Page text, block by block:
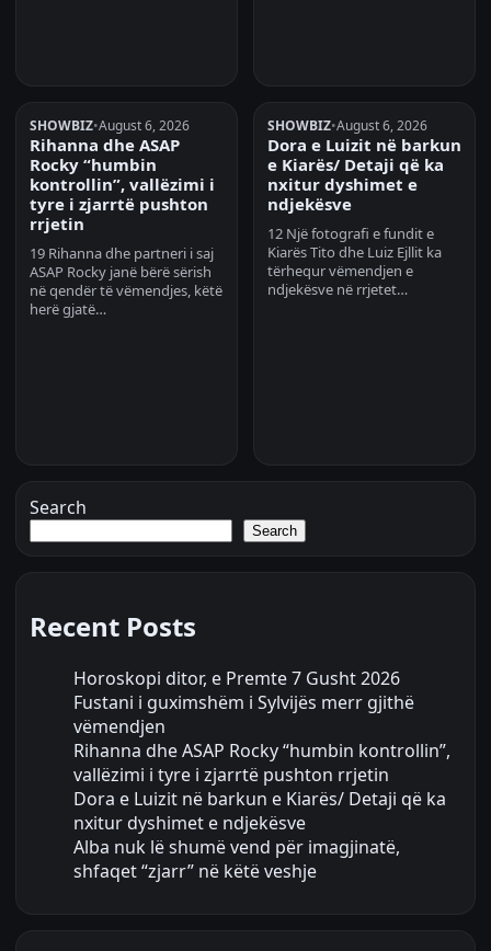
SHOWBIZ•August 6, 2026
Rihanna dhe ASAP
Rocky “humbin
kontrollin”, vallëzimi i
tyre i zjarrtë pushton
rrjetin
19 Rihanna dhe partneri i saj
ASAP Rocky janë bërë sërish
në qendër të vëmendjes, këtë
herë gjatë…
SHOWBIZ•August 6, 2026
Dora e Luizit në barkun
e Kiarës/ Detaji që ka
nxitur dyshimet e
ndjekësve
12 Një fotografi e fundit e
Kiarës Tito dhe Luiz Ejllit ka
tërhequr vëmendjen e
ndjekësve në rrjetet…
Search
Search
Recent Posts
Horoskopi ditor, e Premte 7 Gusht 2026
Fustani i guximshëm i Sylvijës merr gjithë
vëmendjen
Rihanna dhe ASAP Rocky “humbin kontrollin”,
vallëzimi i tyre i zjarrtë pushton rrjetin
Dora e Luizit në barkun e Kiarës/ Detaji që ka
nxitur dyshimet e ndjekësve
Alba nuk lë shumë vend për imagjinatë,
shfaqet “zjarr” në këtë veshje